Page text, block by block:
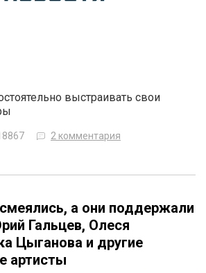
выстраивать свои
2 комментария
а они поддержали
Гальцев, Олеся
Цыганова и другие
артисты